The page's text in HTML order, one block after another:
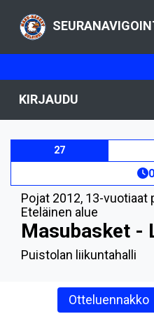
KIRJAUDU
27
Pojat 2012, 13-vuotiaat
Eteläinen alue
Masubasket -
Puistolan liikuntahalli
Otteluennakko